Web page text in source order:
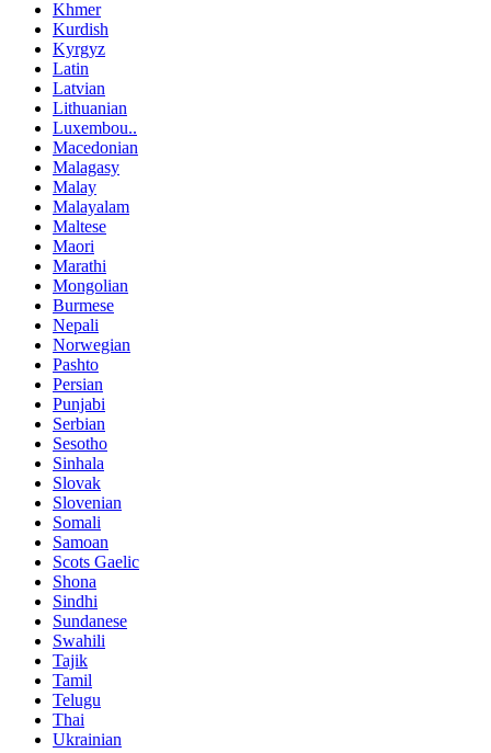
Khmer
Kurdish
Kyrgyz
Latin
Latvian
Lithuanian
Luxembou..
Macedonian
Malagasy
Malay
Malayalam
Maltese
Maori
Marathi
Mongolian
Burmese
Nepali
Norwegian
Pashto
Persian
Punjabi
Serbian
Sesotho
Sinhala
Slovak
Slovenian
Somali
Samoan
Scots Gaelic
Shona
Sindhi
Sundanese
Swahili
Tajik
Tamil
Telugu
Thai
Ukrainian